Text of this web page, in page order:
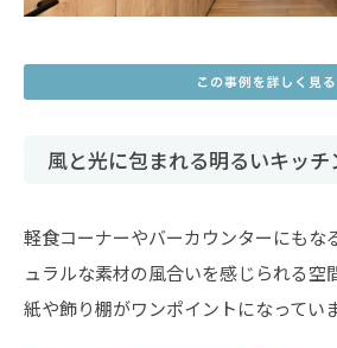
風と光に包まれる明るいキッチ
軽食コーナーやバーカウンターにもな
ュラルな素材の風合いを感じられる空
紙や飾り棚がワンポイントになってい